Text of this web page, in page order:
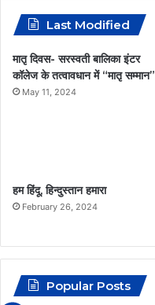
c
b
Last Modified
मातृ दिवस- सरस्वती बालिका इंटर
कॉलेज के तत्वावधान में “मातृ सम्मान”
May 11, 2024
हम हिंदू, हिन्दुस्तान हमारा
February 26, 2024
Popular Posts